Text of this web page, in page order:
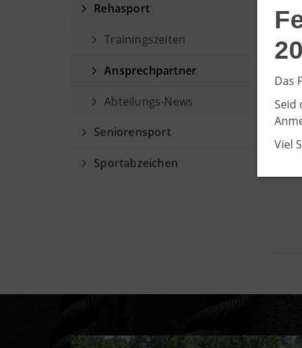
Rehasport
Trainingszeiten
Ansprechpartner
Abteilungs-News
Seniorensport
Sportabzeichen
Das
Seid
Viel